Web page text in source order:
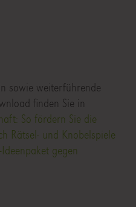
sowie weiterführende
finden Sie in
So fördern Sie die
Rätsel- und Knobelspiele
Ideenpaket gegen